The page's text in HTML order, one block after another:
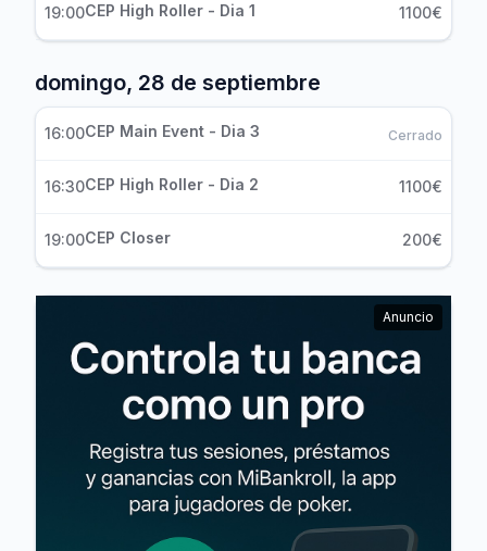
19:00CEP High Roller - Dia 1 1100€
domingo, 28 de septiembre
16:00CEP Main Event - Dia 3 Cerrado
16:30CEP High Roller - Dia 2 1100€
19:00CEP Closer 200€
Anuncio